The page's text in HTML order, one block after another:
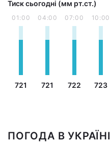
Тиск сьогодні (мм рт.ст.)
01:00
721
04:00
721
07:00
722
10:00
723
ПОГОДА В УКРАЇНІ